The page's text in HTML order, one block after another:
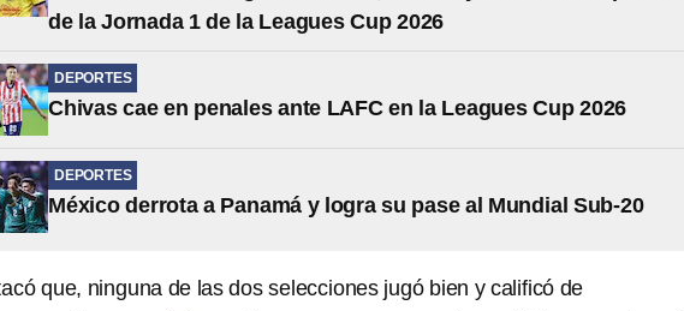
de la Jornada 1 de la Leagues Cup 2026
DEPORTES
Chivas cae en penales ante LAFC en la Leagues Cup 2026
DEPORTES
México derrota a Panamá y logra su pase al Mundial Sub-20
que, ninguna de las dos selecciones jugó bien y calificó de